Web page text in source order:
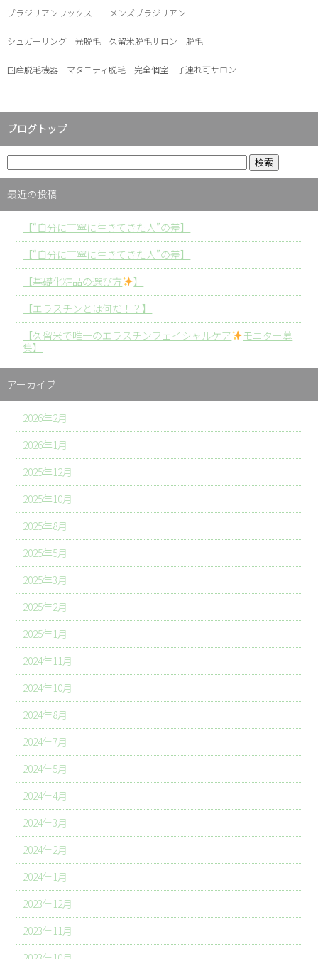
ブラジリアンワックス メンズブラジリアン
シュガーリング 光脱毛 久留米脱毛サロン 脱毛
国産脱毛機器 マタニティ脱毛 完全個室 子連れ可サロン
ブログトップ
最近の投稿
【“自分に丁寧に生きてきた人”の差】
【“自分に丁寧に生きてきた人”の差】
【基礎化粧品の選び方
】
【エラスチンとは何だ！？】
【久留米で唯一のエラスチンフェイシャルケア
モニター募
集】
アーカイブ
2026年2月
2026年1月
2025年12月
2025年10月
2025年8月
2025年5月
2025年3月
2025年2月
2025年1月
2024年11月
2024年10月
2024年8月
2024年7月
2024年5月
2024年4月
2024年3月
2024年2月
2024年1月
2023年12月
2023年11月